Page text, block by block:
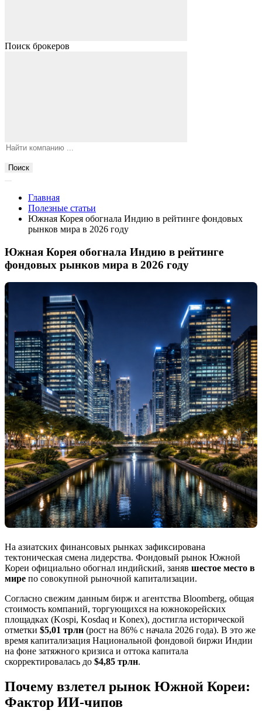
Поиск брокеров
Поиск
Главная
Полезные статьи
Южная Корея обогнала Индию в рейтинге фондовых
рынков мира в 2026 году
Южная Корея обогнала Индию в рейтинге
фондовых рынков мира в 2026 году
На азиатских финансовых рынках зафиксирована
тектоническая смена лидерства. Фондовый рынок Южной
Кореи официально обогнал индийский, заняв шестое место в
мире по совокупной рыночной капитализации.
Согласно свежим данным бирж и агентства Bloomberg, общая
стоимость компаний, торгующихся на южнокорейских
площадках (Kospi, Kosdaq и Konex), достигла исторической
отметки $5,01 трлн (рост на 86% с начала 2026 года). В это же
время капитализация Национальной фондовой биржи Индии
на фоне затяжного кризиса и оттока капитала
скорректировалась до $4,85 трлн.
Почему взлетел рынок Южной Кореи:
Фактор ИИ-чипов